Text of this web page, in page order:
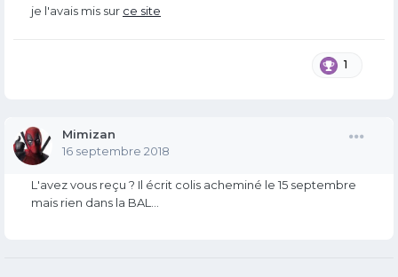
je l'avais mis sur ce site
1
Mimizan
16 septembre 2018
L'avez vous reçu ? Il écrit colis acheminé le 15 septembre
mais rien dans la BAL...